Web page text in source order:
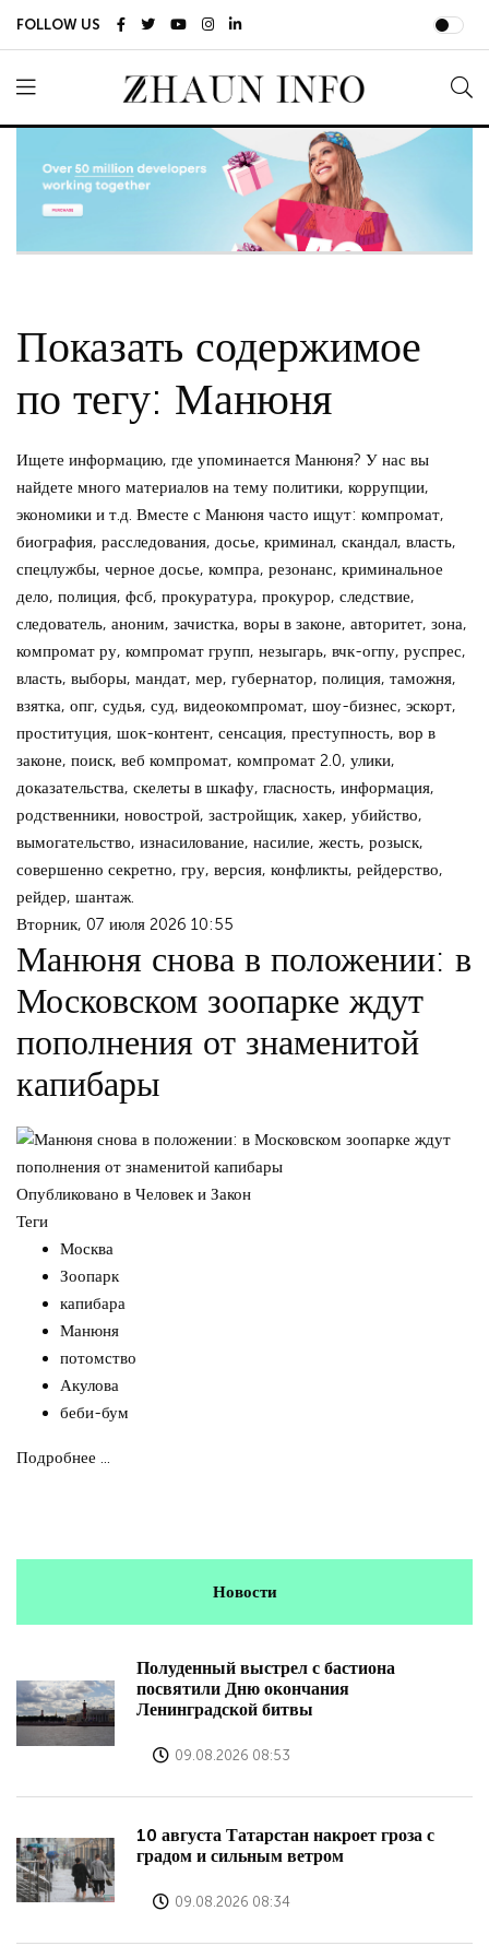
FOLLOW US
Показать содержимое
по тегу: Манюня
Ищете информацию, где упоминается Манюня? У нас вы
найдете много материалов на тему политики, коррупции,
экономики и т.д. Вместе с Манюня часто ищут: компромат,
биография, расследования, досье, криминал, скандал, власть,
спецлужбы, черное досье, компра, резонанс, криминальное
дело, полиция, фсб, прокуратура, прокурор, следствие,
следователь, аноним, зачистка, воры в законе, авторитет, зона,
компромат ру, компромат групп, незыгарь, вчк-огпу, руспрес,
власть, выборы, мандат, мер, губернатор, полиция, таможня,
взятка, опг, судья, суд, видеокомпромат, шоу-бизнес, эскорт,
проституция, шок-контент, сенсация, преступность, вор в
законе, поиск, веб компромат, компромат 2.0, улики,
доказательства, скелеты в шкафу, гласность, информация,
родственники, новострой, застройщик, хакер, убийство,
вымогательство, изнасилование, насилие, жесть, розыск,
совершенно секретно, гру, версия, конфликты, рейдерство,
рейдер, шантаж.
Вторник, 07 июля 2026 10:55
Манюня снова в положении: в
Московском зоопарке ждут
пополнения от знаменитой
капибары
Опубликовано в Человек и Закон
Теги
Москва
Зоопарк
капибара
Манюня
потомство
Акулова
беби-бум
Подробнее ...
Новости
Полуденный выстрел с бастиона
посвятили Дню окончания
Ленинградской битвы
09.08.2026 08:53
10 августа Татарстан накроет гроза с
градом и сильным ветром
09.08.2026 08:34